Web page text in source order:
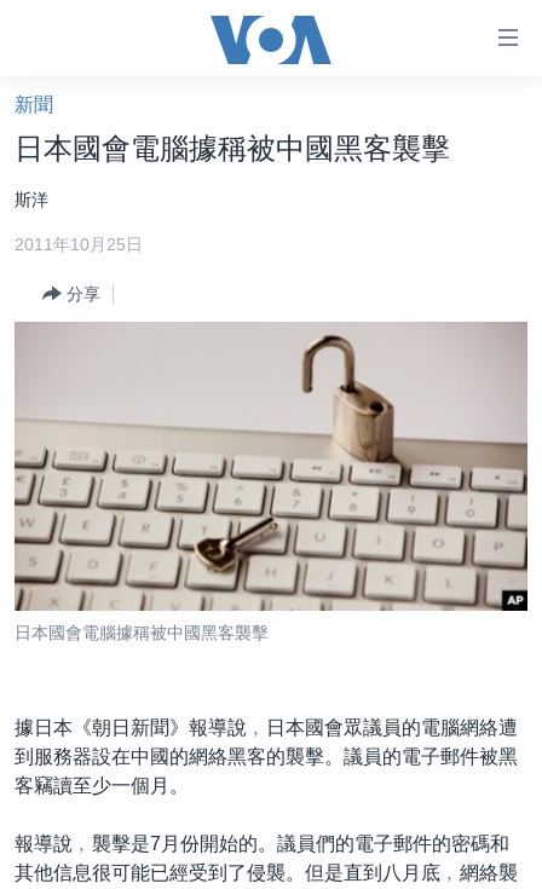
礙
鏈
接
跳
轉
容
航
跳
檢
索
美國大選2024
港澳
台灣
美中關係
揭謊頻道
美國
中國
國際
經貿
VOA 60秒 (國際)
美國專訊
YOUTUBE頻道
時事經緯
新聞音頻
港人港心
國語
新聞
日本國會電腦據稱被中國黑客襲擊
斯洋
2011年10月25日
分享
日本國會電腦據稱被中國黑客襲擊
據日本《朝日新聞》報導說﹐日本國會眾議員的電腦網絡遭
到服務器設在中國的網絡黑客的襲擊。議員的電子郵件被黑
客竊讀至少一個月。
報導說﹐襲擊是7月份開始的。議員們的電子郵件的密碼和
其他信息很可能已經受到了侵襲。但是直到八月底﹐網絡襲